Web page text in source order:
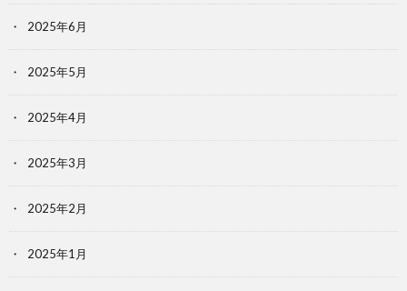
2025年6月
2025年5月
2025年4月
2025年3月
2025年2月
2025年1月